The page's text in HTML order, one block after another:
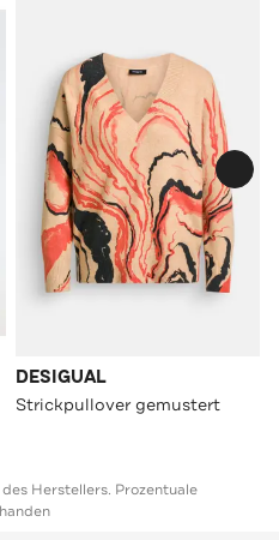
DESIGUAL
Strickpullover gemustert
Herstellers. Prozentuale